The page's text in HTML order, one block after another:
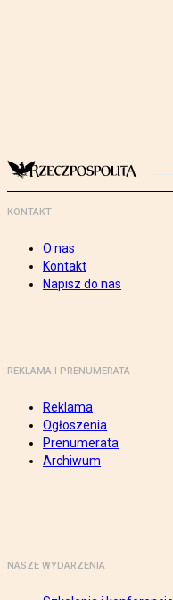
KONTAKT
O nas
Kontakt
Napisz do nas
REKLAMA I PRENUMERATA
Reklama
Ogłoszenia
Prenumerata
Archiwum
NASZE WYDARZENIA